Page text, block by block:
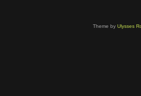
Theme by Ulysses